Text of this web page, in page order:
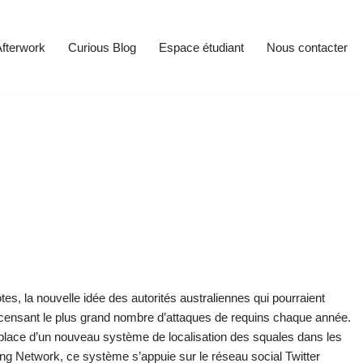
Curious Blog Espace étudiant Nous contacter
la nouvelle idée des autorités australiennes qui pourraient
le plus grand nombre d’attaques de requins chaque année.
d’un nouveau système de localisation des squales dans les
Network, ce système s’appuie sur le réseau social Twitter